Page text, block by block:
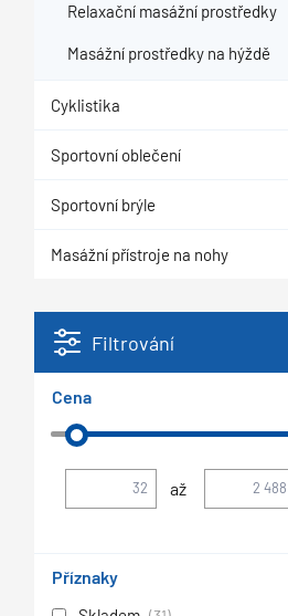
Relaxační masážní prostředky
Masážní prostředky na hýždě
Cyklistika
Sportovní oblečení
Sportovní brýle
Masážní přístroje na nohy
Filtrování
Cena
až
Příznaky